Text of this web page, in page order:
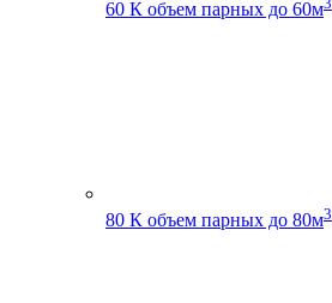
60 К объем парных до 60м
80 К объем парных до 80м3